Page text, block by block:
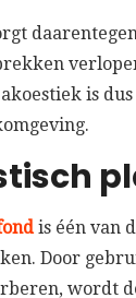
is
is één van
Door
wordt